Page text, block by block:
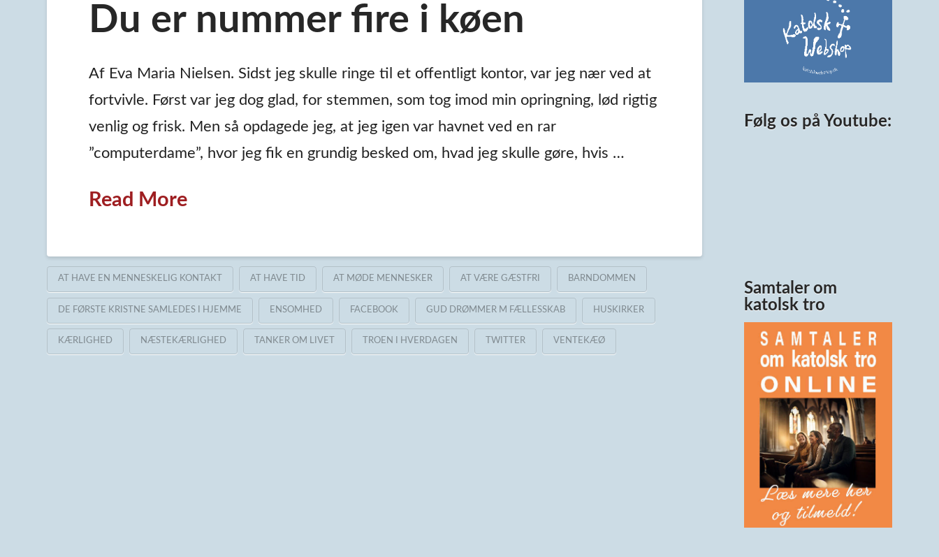
Du er nummer fire i køen
Af Eva Maria Nielsen. Sidst jeg skulle ringe til et offentligt kontor, var jeg nær ved at
fortvivle. Først var jeg dog glad, for stemmen, som tog imod min opringning, lød rigtig
venlig og frisk. Men så opdagede jeg, at jeg igen var havnet ved en rar
”computerdame”, hvor jeg fik en grundig besked om, hvad jeg skulle gøre, hvis …
Read More
AT HAVE EN MENNESKELIG KONTAKT AT HAVE TID AT MØDE MENNESKER AT VÆRE GÆSTFRI BARNDOMMEN
DE FØRSTE KRISTNE SAMLEDES I HJEMME ENSOMHED FACEBOOK GUD DRØMMER M FÆLLESSKAB HUSKIRKER
KÆRLIGHED NÆSTEKÆRLIGHED TANKER OM LIVET TROEN I HVERDAGEN TWITTER VENTEKÆØ
Følg os på Youtube:
Samtaler om
katolsk tro